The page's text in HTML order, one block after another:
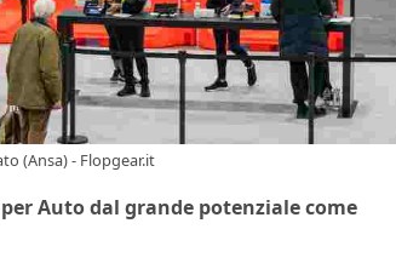
(Ansa) - Flopgear.it
Auto dal grande potenziale come